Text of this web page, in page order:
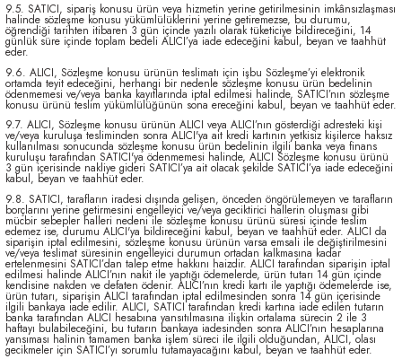
9.5. SATICI, sipariş konusu ürün veya hizmetin yerine getirilmesinin imkânsızlaşması
halinde sözleşme konusu yükümlülüklerini yerine getiremezse, bu durumu,
öğrendiği tarihten itibaren 3 gün içinde yazılı olarak tüketiciye bildireceğini, 14
günlük süre içinde toplam bedeli ALICI’ya iade edeceğini kabul, beyan ve taahhüt
eder.
9.6. ALICI, Sözleşme konusu ürünün teslimatı için işbu Sözleşme’yi elektronik
ortamda teyit edeceğini, herhangi bir nedenle sözleşme konusu ürün bedelinin
ödenmemesi ve/veya banka kayıtlarında iptal edilmesi halinde, SATICI’nın sözleşme
konusu ürünü teslim yükümlülüğünün sona ereceğini kabul, beyan ve taahhüt eder.
9.7. ALICI, Sözleşme konusu ürünün ALICI veya ALICI’nın gösterdiği adresteki kişi
ve/veya kuruluşa tesliminden sonra ALICI'ya ait kredi kartının yetkisiz kişilerce haksız
kullanılması sonucunda sözleşme konusu ürün bedelinin ilgili banka veya finans
kuruluşu tarafından SATICI'ya ödenmemesi halinde, ALICI Sözleşme konusu ürünü
3 gün içerisinde nakliye gideri SATICI’ya ait olacak şekilde SATICI’ya iade edeceğini
kabul, beyan ve taahhüt eder.
9.8. SATICI, tarafların iradesi dışında gelişen, önceden öngörülemeyen ve tarafların
borçlarını yerine getirmesini engelleyici ve/veya geciktirici hallerin oluşması gibi
mücbir sebepler halleri nedeni ile sözleşme konusu ürünü süresi içinde teslim
edemez ise, durumu ALICI'ya bildireceğini kabul, beyan ve taahhüt eder. ALICI da
siparişin iptal edilmesini, sözleşme konusu ürünün varsa emsali ile değiştirilmesini
ve/veya teslimat süresinin engelleyici durumun ortadan kalkmasına kadar
ertelenmesini SATICI’dan talep etme hakkını haizdir. ALICI tarafından siparişin iptal
edilmesi halinde ALICI’nın nakit ile yaptığı ödemelerde, ürün tutarı 14 gün içinde
kendisine nakden ve defaten ödenir. ALICI’nın kredi kartı ile yaptığı ödemelerde ise,
ürün tutarı, siparişin ALICI tarafından iptal edilmesinden sonra 14 gün içerisinde
ilgili bankaya iade edilir. ALICI, SATICI tarafından kredi kartına iade edilen tutarın
banka tarafından ALICI hesabına yansıtılmasına ilişkin ortalama sürecin 2 ile 3
haftayı bulabileceğini, bu tutarın bankaya iadesinden sonra ALICI’nın hesaplarına
yansıması halinin tamamen banka işlem süreci ile ilgili olduğundan, ALICI, olası
gecikmeler için SATICI’yı sorumlu tutamayacağını kabul, beyan ve taahhüt eder.